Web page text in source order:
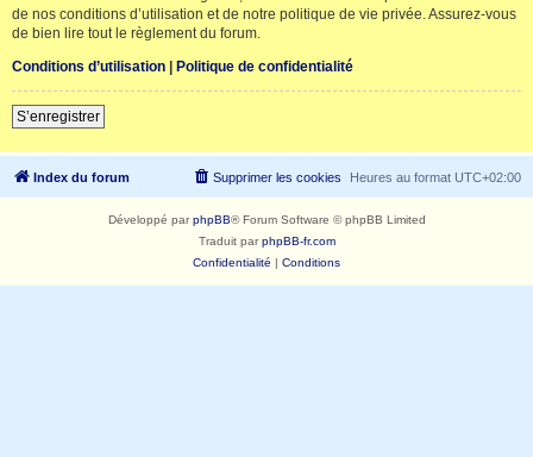
de nos conditions d’utilisation et de notre politique de vie privée. Assurez-vous
de bien lire tout le règlement du forum.
Conditions d’utilisation | Politique de confidentialité
S’enregistrer
Index du forum Heures au format UTC+02:00
Supprimer les cookies
Développé parphpBB® Forum Software © phpBB Limited
Traduit parphpBB-fr.com
Confidentialité | Conditions